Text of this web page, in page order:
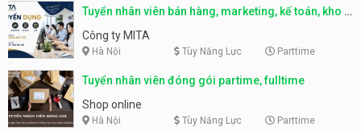
Tuyển nhân viên bán hàng, marketing, kế toán, kho –
parttime, fulltime
Công ty MITA
Hà Nội Tùy Năng Lực Parttime
Tuyển nhân viên đóng gói partime, fulltime
Shop online
Hà Nội Tùy Năng Lực Parttime